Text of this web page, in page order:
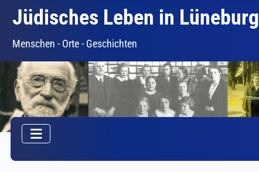
Jüdisches Leben in Lüneburg
Menschen - Orte - Geschichten